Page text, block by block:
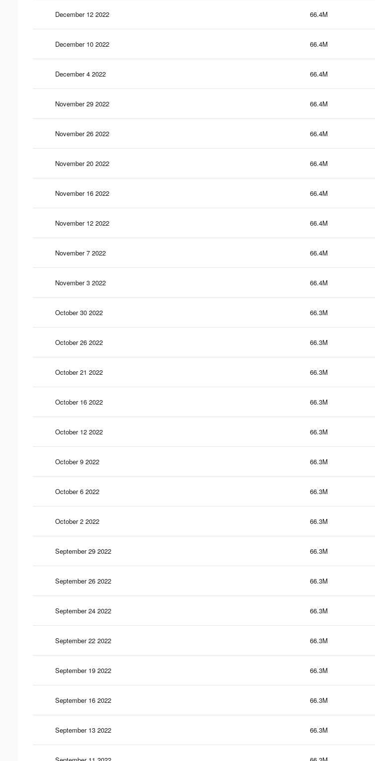
December 12 2022 66.4M
December 10 2022 66.4M
December 4 2022 66.4M
November 29 2022 66.4M
November 26 2022 66.4M
November 20 2022 66.4M
November 16 2022 66.4M
November 12 2022 66.4M
November 7 2022 66.4M
November 3 2022 66.4M
October 30 2022 66.3M
October 26 2022 66.3M
October 21 2022 66.3M
October 16 2022 66.3M
October 12 2022 66.3M
October 9 2022 66.3M
October 6 2022 66.3M
October 2 2022 66.3M
September 29 2022 66.3M
September 26 2022 66.3M
September 24 2022 66.3M
September 22 2022 66.3M
September 19 2022 66.3M
September 16 2022 66.3M
September 13 2022 66.3M